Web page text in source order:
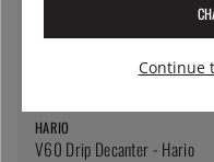
HARIO
V60 Drip Decanter - Hario
Continue